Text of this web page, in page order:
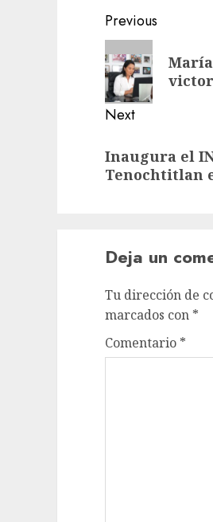
Previous
Next
Inaugura el
Tenochtitlan
Deja un
Tu dirección de
marcados con *
Comentario *